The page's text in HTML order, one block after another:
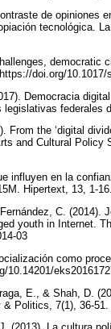
de opiniones
tecnológica.
democratic
doi.org/10.1017/
Democracia
From the ‘digital
and Cultural
influyen en la
Hipertext, 13, 1-
C. (2014).
youth in Internet.
03
como
10.14201/
E., & Shah, D.
Politics, 7(1), 36-